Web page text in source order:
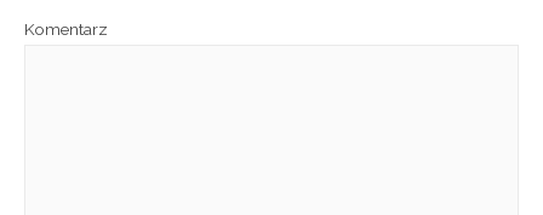
Komentarz